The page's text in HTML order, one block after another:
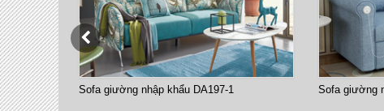
DA197-1 Sofa giường nhập khẩu 7008-1